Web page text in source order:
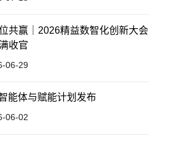
共赢｜2026精益数智化创新大会
收官
06-29
能体与赋能计划发布
06-02